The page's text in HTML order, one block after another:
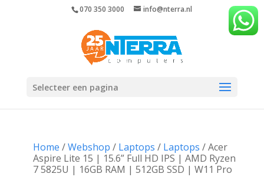
070 350 3000 info@nterra.nl
Selecteer een pagina
Home /Webshop / Laptops / Laptops / Acer
Aspire Lite 15 | 15.6” Full HD IPS | AMD Ryzen
7 5825U | 16GB RAM | 512GB SSD | W11 Pro